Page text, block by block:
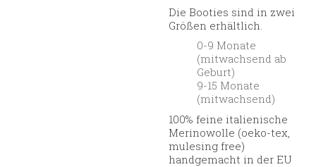
Die Booties sind in zwei
Größen erhältlich.
0-9 Monate
(mitwachsend ab
Geburt)
9-15 Monate
(mitwachsend)
100% feine italienische
Merinowolle (oeko-tex,
mulesing free)
handgemacht in der EU